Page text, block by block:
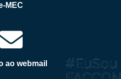
MEC
ao webmail